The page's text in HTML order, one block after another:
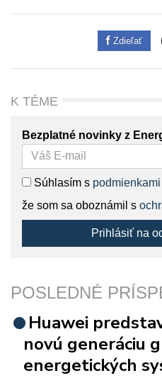
Zdieľať
K TÉME
Bezplatné novinky z
Súhlasím s
že som sa oboznámil s
Prihlásiť na
POSLEDNÉ
Huawei
novú generáciu
energetických